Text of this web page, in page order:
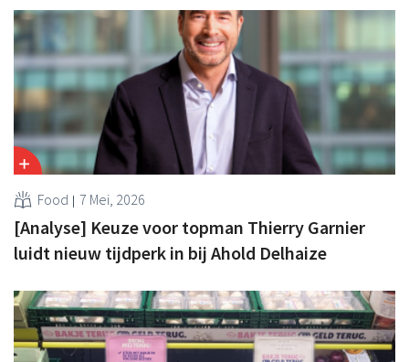
Food 7 Mei, 2026
[Analyse] Keuze voor topman Thierry Garnier
luidt nieuw tijdperk in bij Ahold Delhaize